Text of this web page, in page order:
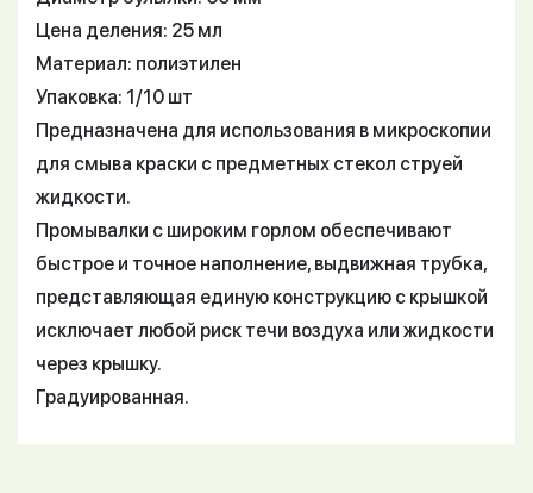
Цена деления: 25 мл
Материал: полиэтилен
Упаковка: 1/10 шт
Предназначена для использования в микроскопии
для смыва краски с предметных стекол струей
жидкости.
Промывалки с широким горлом обеспечивают
быстрое и точное наполнение, выдвижная трубка,
представляющая единую конструкцию с крышкой
исключает любой риск течи воздуха или жидкости
через крышку.
Градуированная.